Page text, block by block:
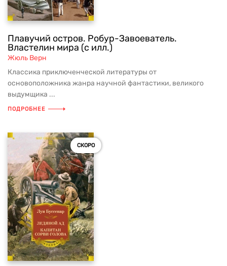
Плавучий остров. Робур-Завоеватель.
Властелин мира (с илл.)
Жюль Верн
Классика приключенческой литературы от
основоположника жанра научной фантастики, великого
выдумщика ...
ПОДРОБНЕЕ
СКОРО